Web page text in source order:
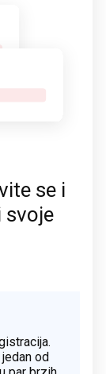
se i
svoje
od